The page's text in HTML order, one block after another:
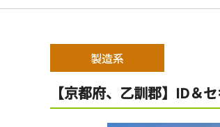
製造系
【京都府、乙訓郡】ID＆